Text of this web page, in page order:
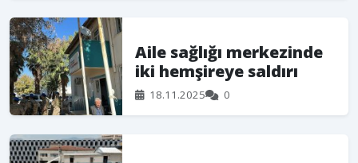
Aile sağlığı merkezinde
iki hemşireye saldırı
18.11.2025 0